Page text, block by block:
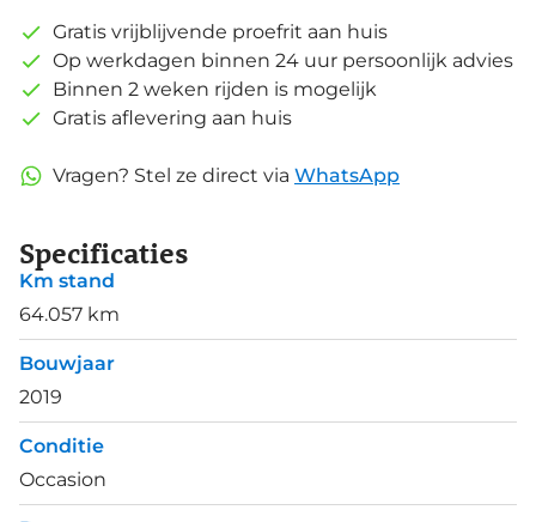
Gratis vrijblijvende proefrit aan huis
Op werkdagen binnen 24 uur persoonlijk advies
Binnen 2 weken rijden is mogelijk
Gratis aflevering aan huis
Vragen? Stel ze direct via WhatsApp
Specificaties
Km stand
64.057 km
Bouwjaar
2019
Conditie
Occasion